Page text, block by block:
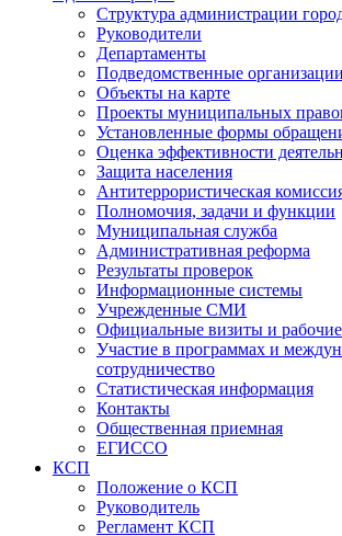
Структура администрации
Руководители
Департаменты
Подведомственные организации
Объекты на карте
Проекты муниципальных
Установленные формы
Оценка эффективности
Защита населения
Антитеррористическая
Полномочия, задачи и функции
Муниципальная служба
Административная реформа
Результаты проверок
Информационные системы
Учрежденные СМИ
Официальные визиты и рабочие
Участие в программах и
сотрудничество
Статистическая информация
Контакты
Общественная приемная
ЕГИССО
КСП
Положение о КСП
Руководитель
Регламент КСП